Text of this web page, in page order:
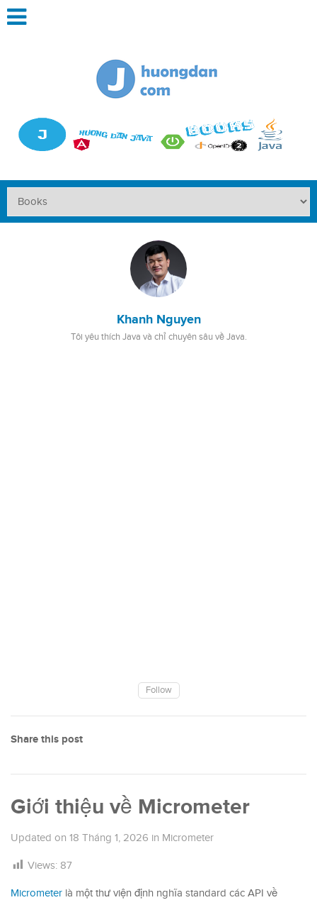
Khanh Nguyen
Tôi yêu thích Java và chỉ chuyên sâu về Java.
Follow
Share this post
Giới thiệu về Micrometer
Updated on 18 Tháng 1, 2026 in Micrometer
Views: 87
Micrometer là một thư viện định nghĩa standard các API về